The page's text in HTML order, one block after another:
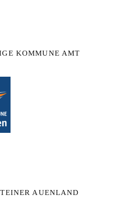
KOMMUNE AMT
AUENLAND